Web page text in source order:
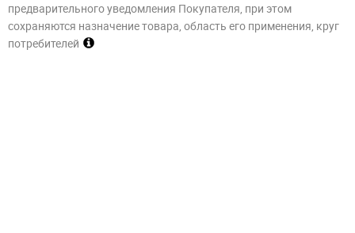
предварительного уведомления Покупателя, при этом
сохраняются назначение товара, область его применения, круг
потребителей